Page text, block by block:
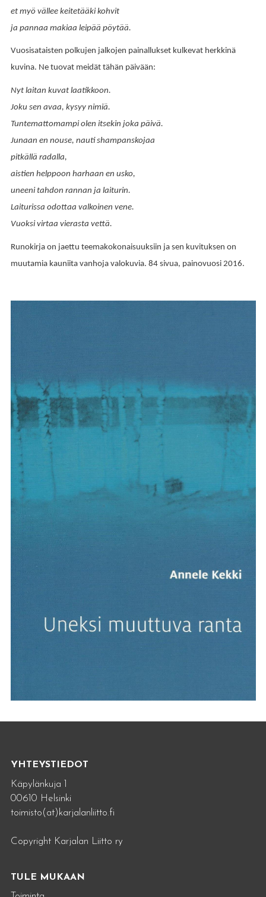
et myö vällee keitetääki kohvit
ja pannaa makiaa leipää pöytää.
Vuosisataisten polkujen jalkojen painallukset kulkevat herkkinä
kuvina. Ne tuovat meidät tähän päivään:
Nyt laitan kuvat laatikkoon.
Joku sen avaa, kysyy nimiä.
Tuntemattomampi olen itsekin joka päivä.
Junaan en nouse, nauti shampanskojaa
pitkällä radalla,
aistien helppoon harhaan en usko,
uneeni tahdon rannan ja laiturin.
Laiturissa odottaa valkoinen vene.
Vuoksi virtaa vierasta vettä.
Runokirja on jaettu teemakokonaisuuksiin ja sen kuvituksen on
muutamia kauniita vanhoja valokuvia. 84 sivua, painovuosi 2016.
YHTEYSTIEDOT
Käpylänkuja 1
00610 Helsinki
toimisto(at)karjalanliitto.fi
Copyright Karjalan Liitto ry
TULE MUKAAN